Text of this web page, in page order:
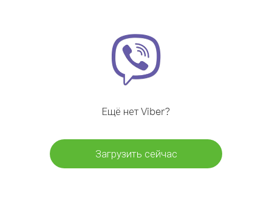
Ещё нет Viber?
Загрузить сейчас